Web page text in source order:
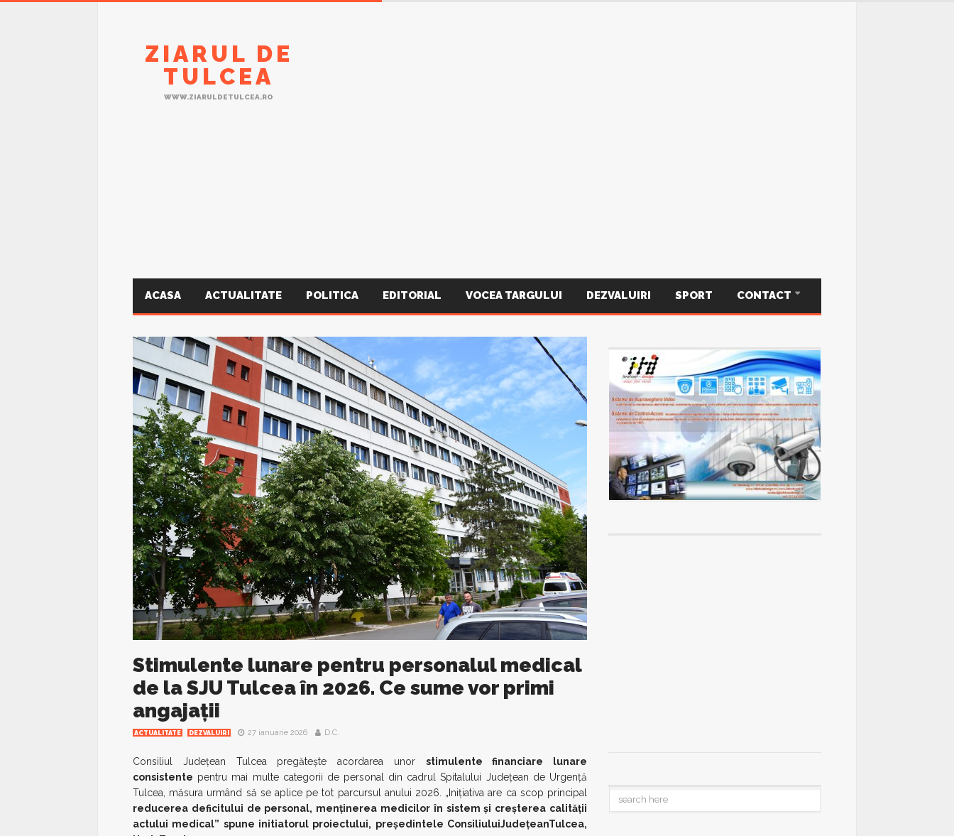
ZIARUL DE
TULCEA
WWW.ZIARULDETULCEA.RO
ACASA ACTUALITATE POLITICA EDITORIAL VOCEA TARGULUI DEZVALUIRI SPORT CONTACT
Stimulente lunare pentru personalul medical
de la SJU Tulcea în 2026. Ce sume vor primi
angajații
ACTUALITATE DEZVALUIRI 27 ianuarie 2026 D.C.
Consiliul Județean Tulcea pregătește acordarea unor stimulente financiare lunare
consistente pentru mai multe categorii de personal din cadrul Spitalului Județean de Urgență
Tulcea, măsura urmând să se aplice pe tot parcursul anului 2026. „Inițiativa are ca scop principal
reducerea deficitului de personal, menținerea medicilor în sistem și creșterea calității
actului medical” spune initiatorul proiectului, președintele ConsiliuluiJudețeanTulcea,